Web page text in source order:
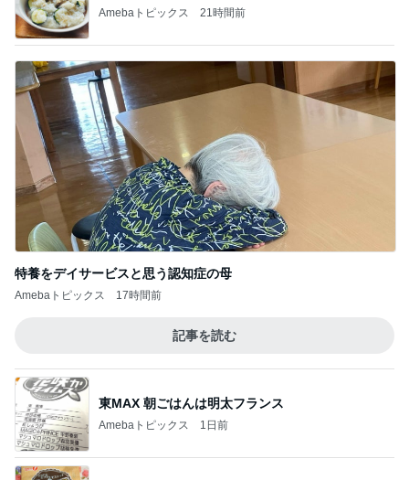
Amebaトピックス 21時間前
特養をデイサービスと思う認知症の母
Amebaトピックス 17時間前
記事を読む
東MAX 朝ごはんは明太フランス
Amebaトピックス 1日前